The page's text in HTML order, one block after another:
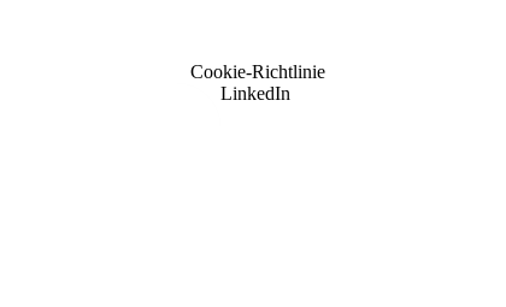
LinkedIn
Cookie-Richtlinie